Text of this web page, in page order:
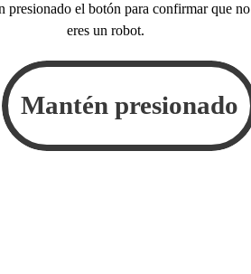
presionado el botón para confirmar que no
eres un robot.